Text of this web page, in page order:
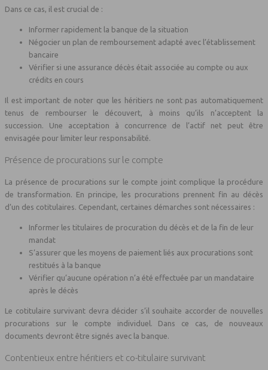
Dans ce cas, il est crucial de :
Informer rapidement la banque de la situation
Négocier un plan de remboursement adapté avec l’établissement
bancaire
Vérifier si une assurance décès était associée au compte ou aux
crédits en cours
Il est important de noter que les héritiers ne sont pas automatiquement
tenus de rembourser le découvert, à moins qu’ils n’acceptent la
succession. Une acceptation à concurrence de l’actif net peut être
envisagée pour limiter leur responsabilité.
Présence de procurations sur le compte
La présence de procurations sur le compte joint complique la procédure
de transformation. En principe, les procurations prennent fin au décès
d’un des cotitulaires. Cependant, certaines démarches sont nécessaires :
Informer les titulaires de procuration du décès et de la fin de leur
mandat
S’assurer que les moyens de paiement liés aux procurations sont
restitués à la banque
Vérifier qu’aucune opération n’a été effectuée par un mandataire
après le décès
Le cotitulaire survivant devra décider s’il souhaite accorder de nouvelles
procurations sur le compte individuel. Dans ce cas, de nouveaux
documents devront être signés avec la banque.
Contentieux entre héritiers et co-titulaire survivant